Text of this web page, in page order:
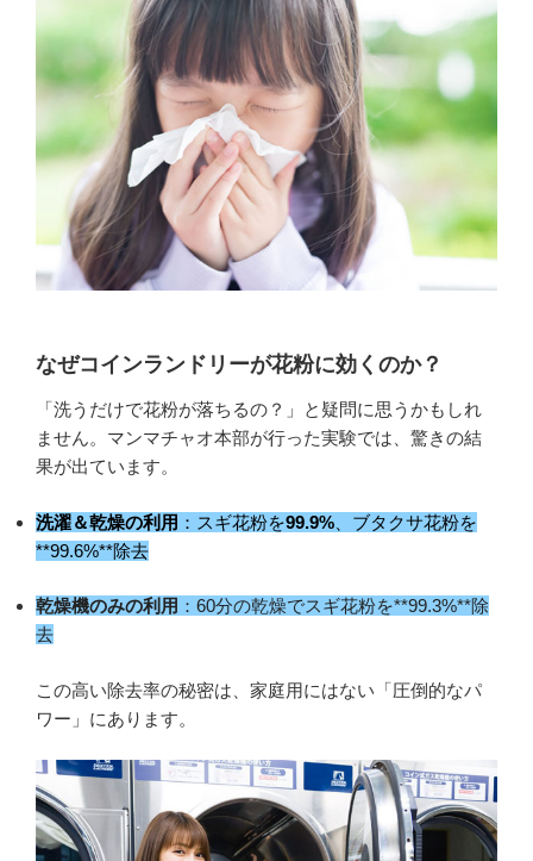
なぜコインランドリーが花粉に効くのか？
「洗うだけで花粉が落ちるの？」と疑問に思うかもしれ
ません。マンマチャオ本部が行った実験では、驚きの結
果が出ています。
洗濯＆乾燥の利用 ：スギ花粉を99.9% 、ブタクサ花粉を
**99.6%**除去
乾燥機のみの利用 ：60分の乾燥でスギ花粉を**99.3%**除
去
この高い除去率の秘密は、家庭用にはない「圧倒的なパ
ワー」にあります。